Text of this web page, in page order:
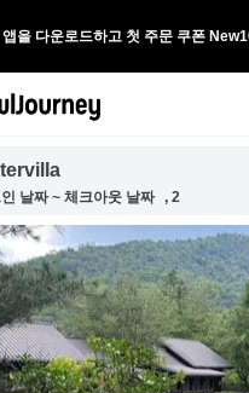
앱을 다운로드하고 첫 주문 쿠폰
날짜 ~ 체크아웃 날짜 , 2